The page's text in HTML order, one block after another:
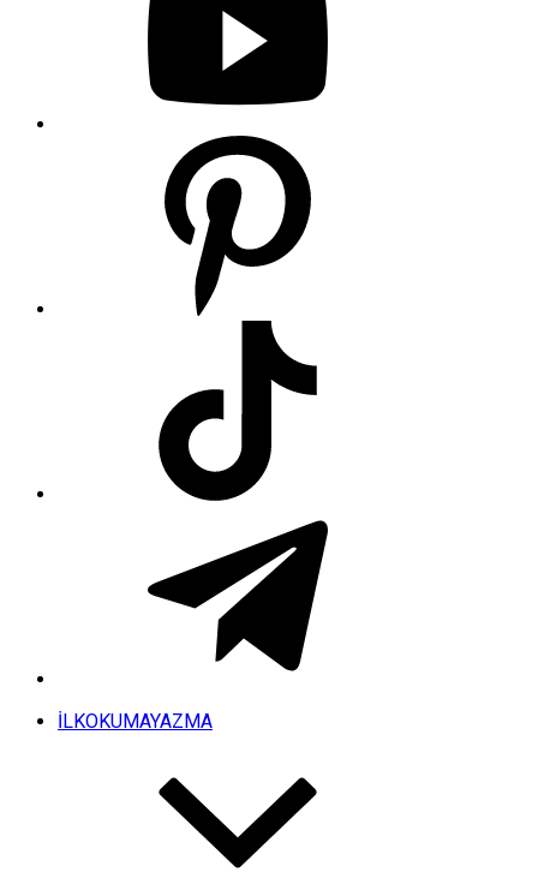
İLKOKUMAYAZMA